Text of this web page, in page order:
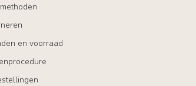
en voorraad